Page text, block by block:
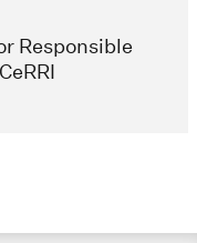
Responsible